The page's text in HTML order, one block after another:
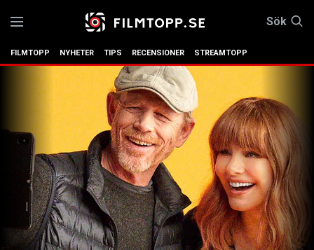
Sök
FILMTOPP NYHETER TIPS RECENSIONER STREAMTOPP